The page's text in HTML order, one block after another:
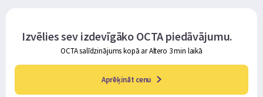
Izvēlies sev izdevīgāko OCTA piedāvājumu.
OCTA salīdzinājums kopā ar Altero 3 min laikā
Aprēķināt cenu